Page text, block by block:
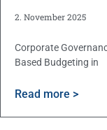
2. November 2025
Corporate
Based Budgeting in
Read more >